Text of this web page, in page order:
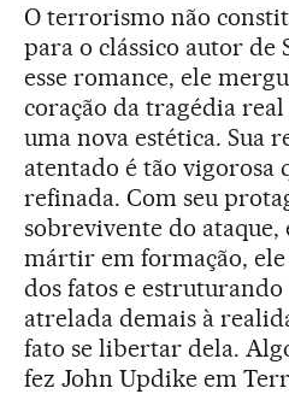
O terrorismo não
para o clássico autor de
esse romance, ele
coração da tragédia
uma nova estética. Sua
atentado é tão vigorosa
refinada. Com seu
sobrevivente do ataque,
mártir em formação,
dos fatos e
atrelada demais à
fato se libertar dela.
fez John Updike em